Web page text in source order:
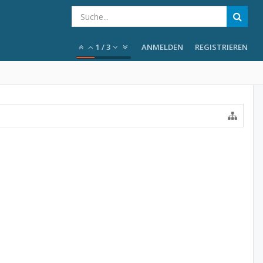
1 /3 ANMELDEN REGISTRIEREN